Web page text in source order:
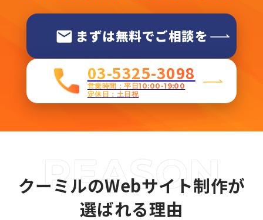
まずは無料でご相談を
03-5325-3098
営業時間：平日10:00-19:00
定休日：土日祝
クーミルのWebサイト制作が
選ばれる理由